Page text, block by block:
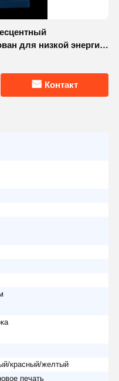
для низкой энергии
Контакт
красный/желтый
печать